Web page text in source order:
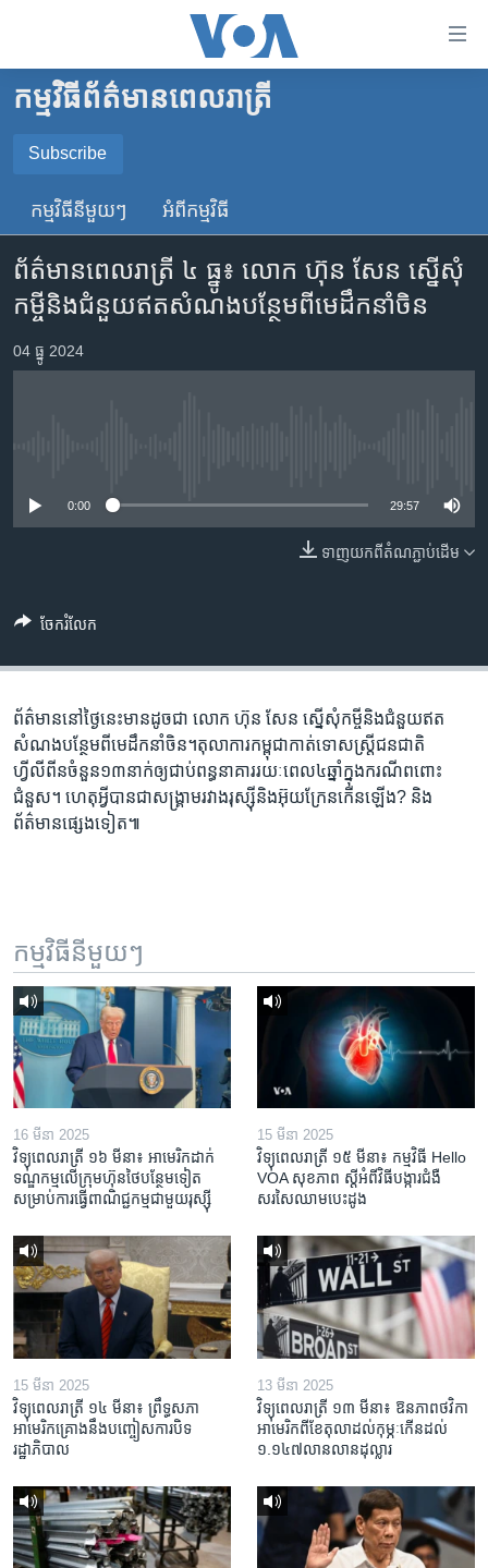
គេហទំព័រ​
ទាក់ទង
រំលង​
ទំព័រ​
ព័ត៌មាន​​
រំលង​
សម្ព័ន្ធ​
ទៅ​
ទំព័រ​
រក
កម្ពុជា
អន្តរជាតិ
ចិន
ហេឡូវីអូអេ
កម្ពុជាច្នៃប្រតិដ្ឋ
ព្រឹត្តិការណ៍ព័ត៌មាន
Khmer English
កម្មវិធី​ព័ត៌មាន​ពេលរាត្រី
Subscribe
SUBSCRIBE
YouTube Music
Spotify
កម្មវិធី​នីមួយៗ អំពី​កម្មវិធី​
ព័ត៌មានពេលរាត្រី ៤ ធ្នូ៖ លោក ហ៊ុន សែន ស្នើសុំ​
កម្ចី​និង​ជំនួយ​ឥតសំណង​បន្ថែម​ពី​មេដឹកនាំ​ចិន
04 ធ្នូ 2024
0:00 29:57
ទាញ​យក​ពី​តំណភ្ជាប់​ដើម
ចែករំលែក
ព័ត៌មាន​នៅ​ថ្ងៃនេះ​មាន​ដូចជា លោក ហ៊ុន សែន ស្នើសុំ​កម្ចី​និង​ជំនួយ​ឥត
សំណង​បន្ថែម​ពី​មេដឹកនាំ​ចិន។តុលាការកម្ពុជា​កាត់ទោសស្រ្តី​ជនជាតិ
ហ្វីលីពីន​ចំនួន១៣​នាក់​ឲ្យ​ជាប់​ពន្ធនាគារ​រយៈពេល​៤ឆ្នាំក្នុងករណី​​​ពពោះ
ជំនួស។ ហេតុអ្វី​បាន​ជា​សង្រ្គាម​រវាង​រុស្ស៊ី​និង​អ៊ុយក្រែន​កើន​ឡើង? និង​
ព័ត៌មាន​ផ្សេង​ទៀត៕
កម្មវិធី​នីមួយៗ
16 មីនា 2025
វិទ្យុពេលរាត្រី ១៦ មីនា៖ អាមេរិក​ដាក់​
ទណ្ឌកម្ម​លើ​ក្រុមហ៊ុន​ថៃ​បន្ថែម​ទៀត​
សម្រាប់​ការ​ធ្វើ​ពាណិជ្ជកម្ម​ជាមួយ​រុស្ស៊ី
15 មីនា 2025
វិទ្យុពេលរាត្រី ១៥ មីនា៖ កម្មវិធី ​Hello
VOA សុខភាព ស្ដី​អំពី​វិធី​បង្ការ​ជំងឺ​
សរសៃ​ឈាម​បេះដូង
15 មីនា 2025
វិទ្យុពេលរាត្រី ១៤ មីនា៖ ព្រឹទ្ធសភា
អាមេរិកគ្រោងនឹងបញ្ចៀសការបិទ
រដ្ឋាភិបាល
13 មីនា 2025
វិទ្យុពេលរាត្រី ១៣ មីនា៖ ឱនភាព​ថវិកា​
អាមេរិក​ពី​ខែ​តុលា​ដល់​កុម្ភៈ​កើន​ដល់​
១.១៤៧​លានលាន​ដុល្លារ